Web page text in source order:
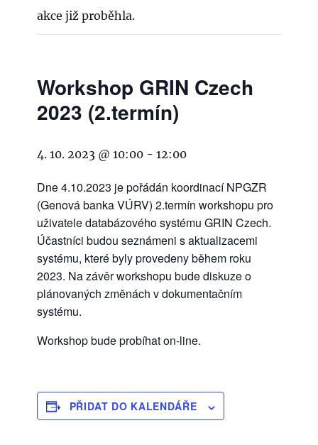
akce již proběhla.
Workshop GRIN Czech
2023 (2.termín)
4. 10. 2023 @ 10:00- 12:00
Dne 4.10.2023 je pořádán koordinací NPGZR
(Genová banka VÚRV) 2.termín workshopu pro
uživatele databázového systému GRIN Czech.
Účastníci budou seznámeni s aktualizacemi
systému, které byly provedeny během roku
2023. Na závěr workshopu bude diskuze o
plánovaných změnách v dokumentačním
systému.
Workshop bude probíhat on-line.
PŘIDAT DO KALENDÁŘE